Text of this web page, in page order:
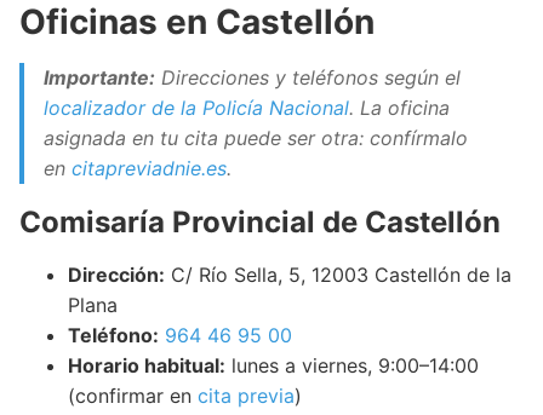
Oficinas en Castellón
Importante: Direcciones y teléfonos según el
localizador de la Policía Nacional. La oficina
asignada en tu cita puede ser otra: confírmalo
en citapreviadnie.es.
Comisaría Provincial de Castellón
Dirección: C/ Río Sella, 5, 12003 Castellón de la
Plana
Teléfono: 964 46 95 00
Horario habitual: lunes a viernes, 9:00–14:00
(confirmar en cita previa)